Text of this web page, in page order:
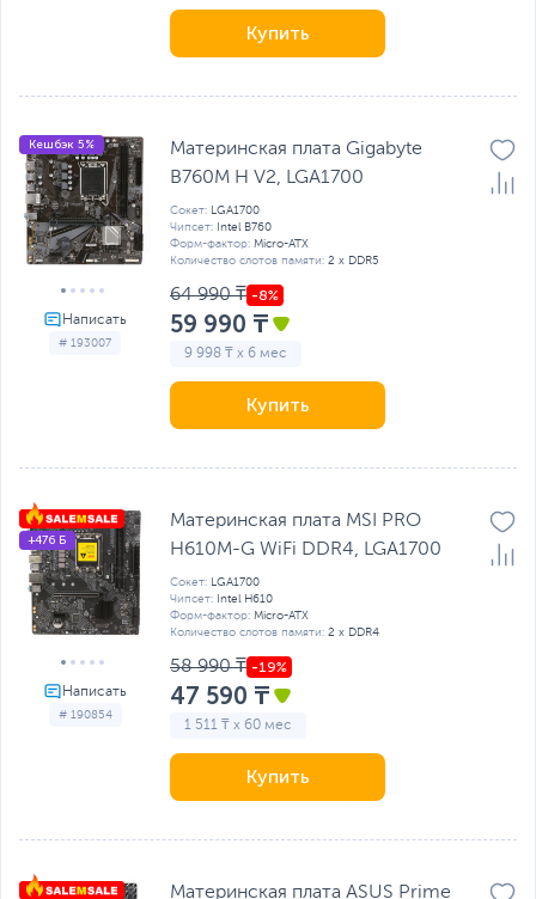
Купить
# 193007
Кешбэк 5%
Материнская плата Gigabyte
B760M H V2, LGA1700
Сокет:
LGA1700
Чипсет: Intel B760
Форм-фактор: Micro-ATX
Количество слотов памяти: 2 x DDR5
64 990 ₸
59 990 ₸
9 998 ₸ x 6 мес
Купить
# 190854
+476 Б
Материнская плата MSI PRO
H610M-G WiFi DDR4, LGA1700
Сокет:
LGA1700
Чипсет: Intel H610
Форм-фактор: Micro-ATX
Количество слотов памяти: 2 x DDR4
58 990 ₸
47 590 ₸
1 511 ₸ x 60 мес
Купить
Материнская плата ASUS Prime